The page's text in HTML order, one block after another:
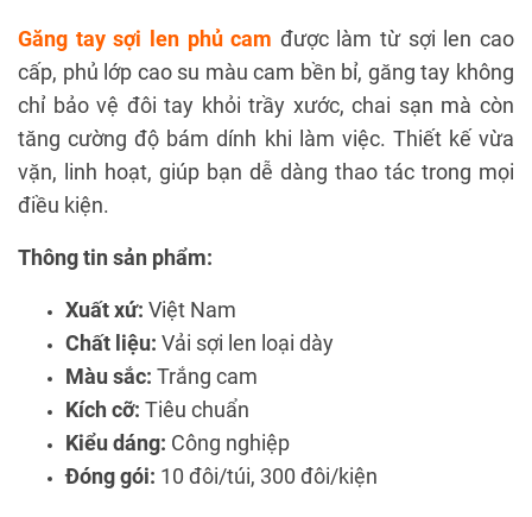
Găng tay sợi len phủ cam được làm từ sợi len cao
cấp, phủ lớp cao su màu cam bền bỉ, găng tay không
chỉ bảo vệ đôi tay khỏi trầy xước, chai sạn mà còn
tăng cường độ bám dính khi làm việc. Thiết kế vừa
vặn, linh hoạt, giúp bạn dễ dàng thao tác trong mọi
điều kiện.
Thông tin sản phẩm:
Xuất xứ: Việt Nam
Chất liệu: Vải sợi len loại dày
Màu sắc: Trắng cam
Kích cỡ: Tiêu chuẩn
Kiểu dáng: Công nghiệp
Đóng gói: 10 đôi/túi, 300 đôi/kiện